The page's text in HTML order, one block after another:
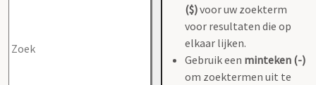
($)voor uw zoekterm
voor resultaten die op
elkaar lijken.
Gebruik een minteken (-)
om zoektermen uit te